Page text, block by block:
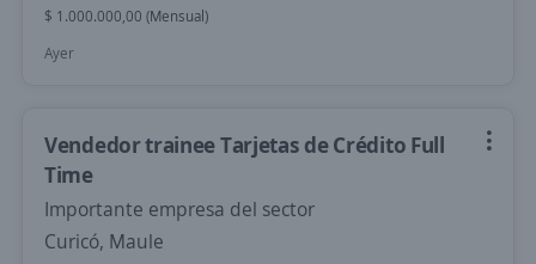
$ 1.000.000,00 (Mensual)
Ayer
Vendedor trainee Tarjetas de Crédito Full
Time
Importante empresa del sector
Curicó, Maule